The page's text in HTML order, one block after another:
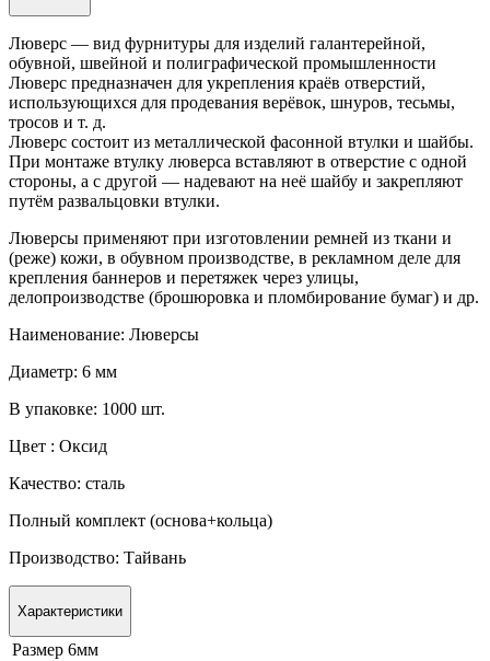
Люверс — вид фурнитуры для изделий галантерейной,
обувной, швейной и полиграфической промышленности
Люверс предназначен для укрепления краёв отверстий,
использующихся для продевания верёвок, шнуров, тесьмы,
тросов и т. д.
Люверс состоит из металлической фасонной втулки и шайбы.
При монтаже втулку люверса вставляют в отверстие с одной
стороны, а с другой — надевают на неё шайбу и закрепляют
путём развальцовки втулки.
Люверсы применяют при изготовлении ремней из ткани и
(реже) кожи, в обувном производстве, в рекламном деле для
крепления баннеров и перетяжек через улицы,
делопроизводстве (брошюровка и пломбирование бумаг) и др.
Наименование: Люверсы
Диаметр: 6 мм
В упаковке: 1000 шт.
Цвет : Оксид
Качество: сталь
Полный комплект (основа+кольца)
Производство: Тайвань
Характеристики
Размер 6мм